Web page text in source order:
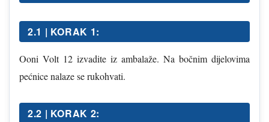
2.1 | KORAK 1:
Ooni Volt 12 izvadite iz ambalaže. Na bočnim dijelovima
pećnice nalaze se rukohvati.
2.2 | KORAK 2: